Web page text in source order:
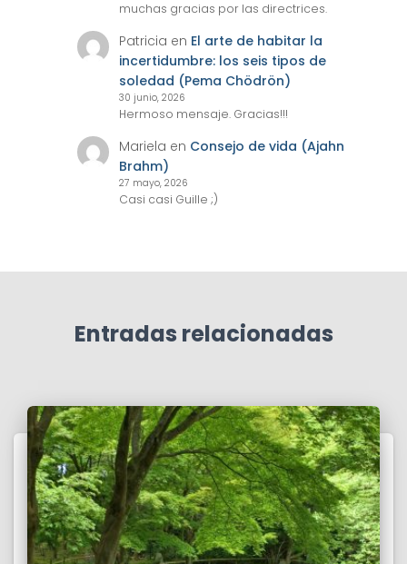
muchas gracias por las directrices.
Patricia en El arte de habitar la
incertidumbre: los seis tipos de
soledad (Pema Chödrön)
30 junio, 2026
Hermoso mensaje. Gracias!!!
Mariela en Consejo de vida (Ajahn
Brahm)
27 mayo, 2026
Casi casi Guille ;)
Entradas relacionadas